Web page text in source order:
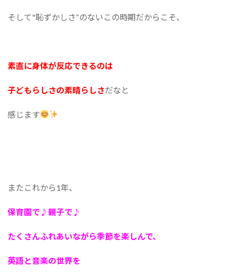
そして"恥ずかしさ“のないこの時期だからこそ、
素直に身体が反応できるのは
子どもらしさの素晴らしさだなと
感じます
またこれから1年、
保育園で♪︎親子で♪︎
たくさんふれあいながら季節を楽しんで、
英語と音楽の世界を